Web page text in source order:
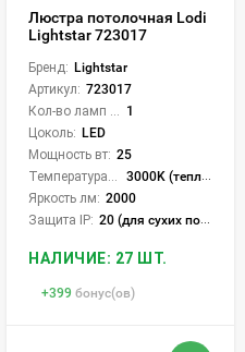
Люстра потолочная Lodi
Lightstar 723017
Бренд: Lightstar
Артикул: 723017
1
Цоколь: LED
Мощность вт: 25
3000K (теплый)
Яркость лм: 2000
Защита IP: 20 (для сухих пом.)
НАЛИЧИЕ: 27 ШТ.
+399 бонус(ов)